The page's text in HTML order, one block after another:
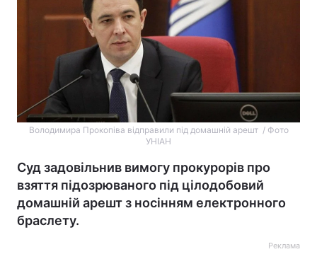
Володимира Прокопіва відправили під домашній арешт / Фото
УНІАН
Суд задовільнив вимогу прокурорів про
взяття підозрюваного під цілодобовий
домашній арешт з носінням електронного
браслету.
Реклама